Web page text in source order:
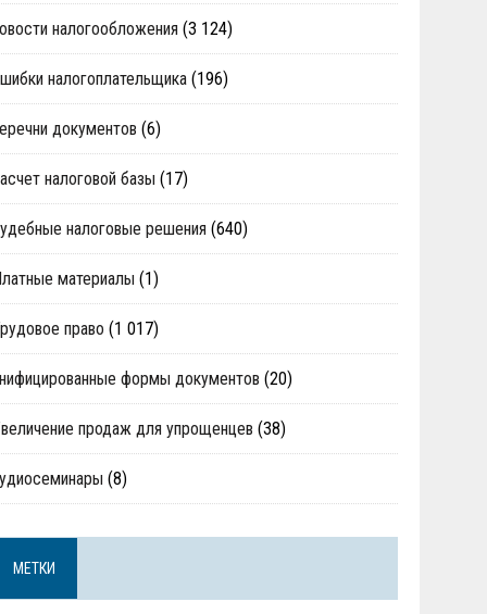
налогообложения (3 124)
налогоплательщика (196)
документов (6)
налоговой базы (17)
налоговые решения (640)
материалы (1)
право (1 017)
формы документов (20)
продаж для упрощенцев (38)
(8)
МЕТКИ